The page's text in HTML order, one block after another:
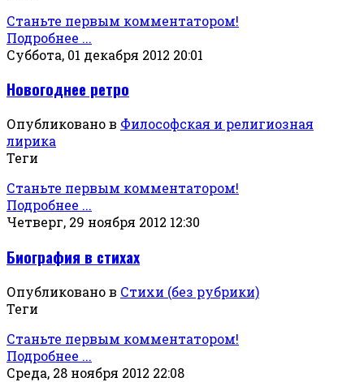
Станьте первым комментатором!
Подробнее ...
Суббота, 01 декабря 2012 20:01
Новогоднее ретро
Опубликовано в Философская и религиозная
лирика
Теги
Станьте первым комментатором!
Подробнее ...
Четверг, 29 ноября 2012 12:30
Биография в стихах
Опубликовано в Стихи (без рубрики)
Теги
Станьте первым комментатором!
Подробнее ...
Среда, 28 ноября 2012 22:08